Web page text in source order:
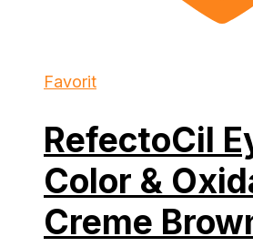
Favorit
RefectoCil
Color &
Creme